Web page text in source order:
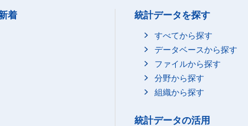
着 統計データを探す
すべてから探す
データベースから探す
ファイルから探す
分野から探す
組織から探す
統計データの活用